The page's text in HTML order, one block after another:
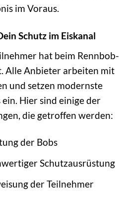
im Voraus.
Schutz im Eiskanal
hat beim Rennbob-
Alle Anbieter arbeiten mit
und setzen modernste
Hier sind einige der
die getroffen werden:
der Bobs
Schutzausrüstung
der Teilnehmer